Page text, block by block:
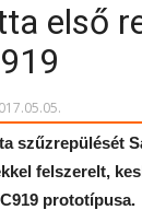
első
szűzrepülését
felszerelt,
prototípusa.